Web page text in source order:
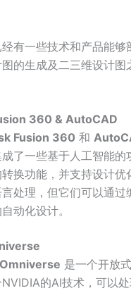
有一些技术和产品能
的生成及二三维设计
360 & AutoCAD
Fusion 360 和
了一些基于人工智能
换功能，并支持设计
处理，但它们可以通
动化设计。
是一个开放
的AI技术，可以